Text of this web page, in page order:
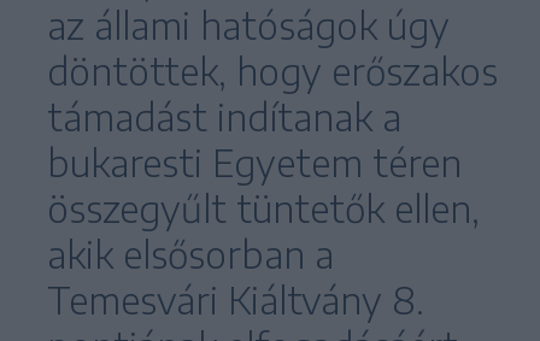
az állami hatóságok úgy
döntöttek, hogy erőszakos
támadást indítanak a
bukaresti Egyetem téren
összegyűlt tüntetők ellen,
akik elsősorban a
Temesvári Kiáltvány 8.